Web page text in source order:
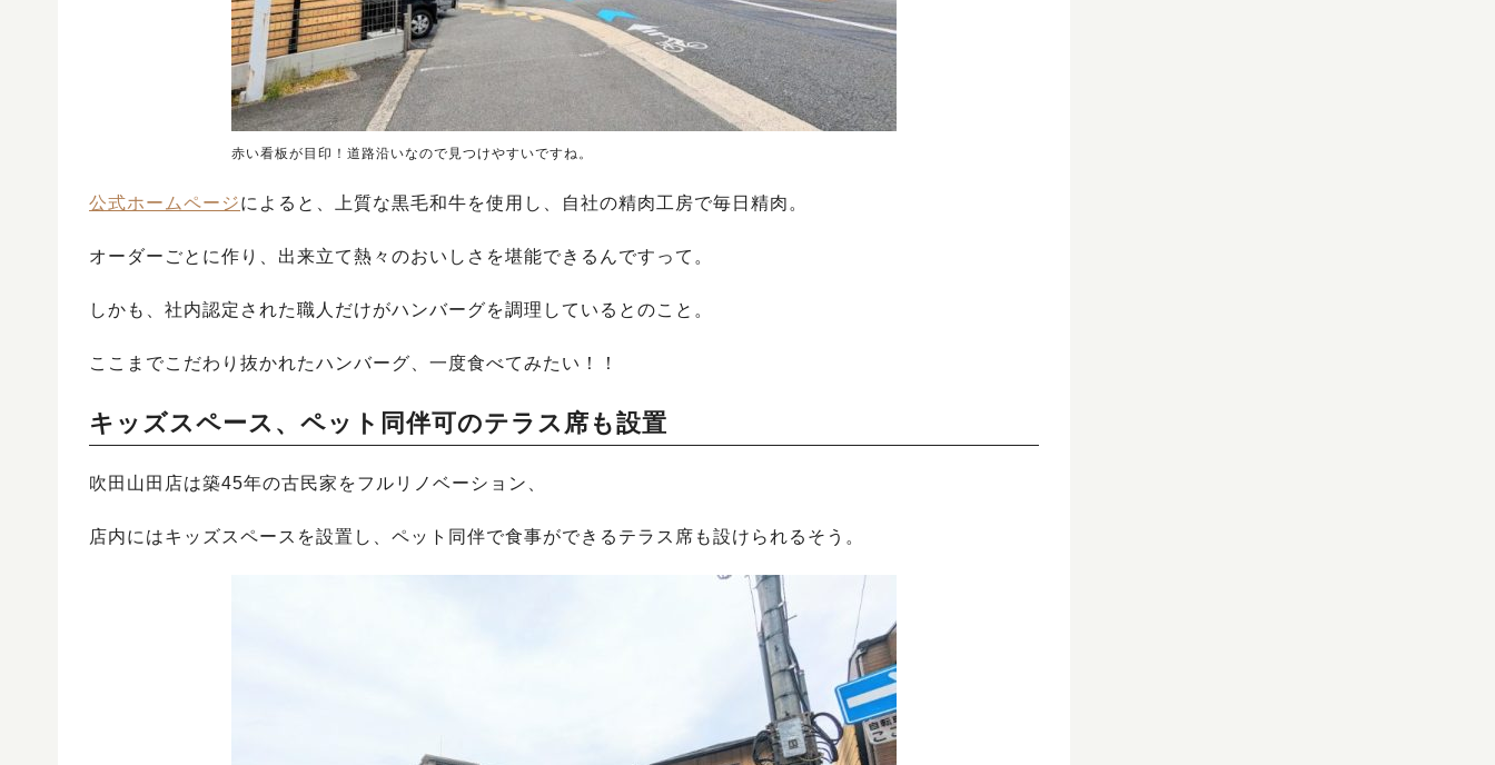
赤い看板が目印！道路沿いなので見つけやすいですね。
公式ホームページによると、上質な黒毛和牛を使用し、自社の精肉工房で毎日精肉。
オーダーごとに作り、出来立て熱々のおいしさを堪能できるんですって。
しかも、社内認定された職人だけがハンバーグを調理しているとのこと。
ここまでこだわり抜かれたハンバーグ、一度食べてみたい！！
キッズスペース、ペット同伴可のテラス席も設置
吹田山田店は築45年の古民家をフルリノベーション、
店内にはキッズスペースを設置し、ペット同伴で食事ができるテラス席も設けられるそう。